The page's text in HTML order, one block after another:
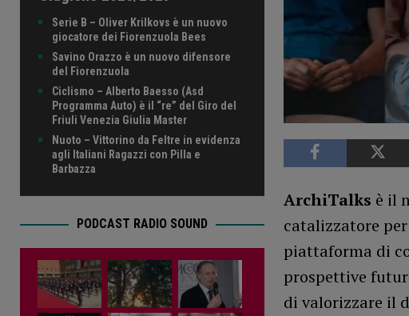
ArchiTalks è il
catalizzatore
piattaforma di
prospettive
di valorizzare il
Serie B – Oliver Krilkovs è un nuovo
giocatore dei Fiorenzuola Bees
Savino Orazzo è un nuovo difensore
del Fiorenzuola
Ciclismo – Alberto Baesso (Asd
Programma Auto) è il “re” del Giro del
Friuli Venezia Giulia Master
Nuoto – Vittorino da Feltre in evidenza
agli Italiani Ragazzi con Pilla e
Barbazza
PODCAST RADIO SOUND